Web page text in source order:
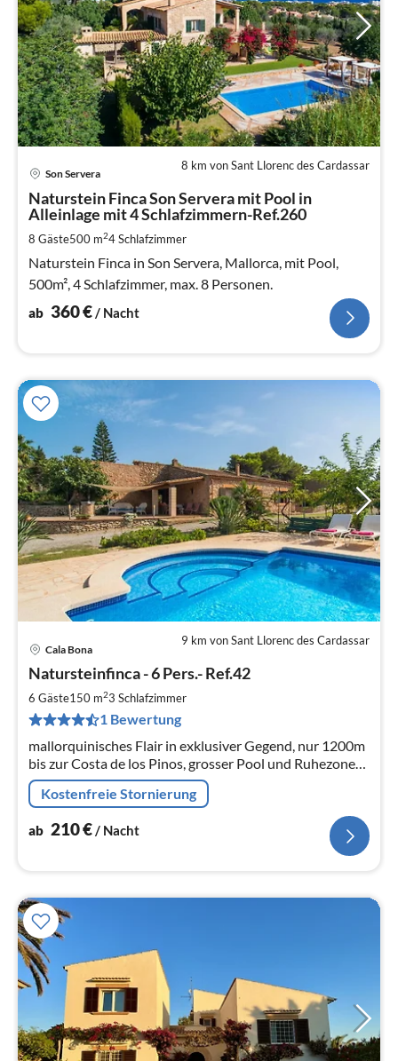
8 km von Sant Llorenc des Cardassar
Son Servera
Naturstein Finca Son Servera mit Pool in
Alleinlage mit 4 Schlafzimmern-Ref.260
8 Gäste500 m24Schlafzimmer
Naturstein Finca in Son Servera, Mallorca, mit Pool,
500m², 4 Schlafzimmer, max. 8 Personen.
ab 360€/ Nacht
9 km von Sant Llorenc des Cardassar
Cala Bona
Natursteinfinca - 6 Pers.- Ref.42
6 Gäste150 m23 Schlafzimmer
1 Bewertung
mallorquinisches Flair in exklusiver Gegend, nur 1200m
bis zur Costa de los Pinos, grosser Pool und Ruhezonen,
3 Schlafzimmer + 2 Bäder laden zum entspannten
Urlaub ein.
Kostenfreie Stornierung
ab 210€/ Nacht